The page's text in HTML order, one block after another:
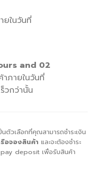
ยในวันที่
and 02
าภายในวันที่
วกว่านั้น
วเลือกที่คุณสามารถชำระเงิน
อจองสินค้า และจะต้องชำระ
deposit เพื่อรับสินค้า